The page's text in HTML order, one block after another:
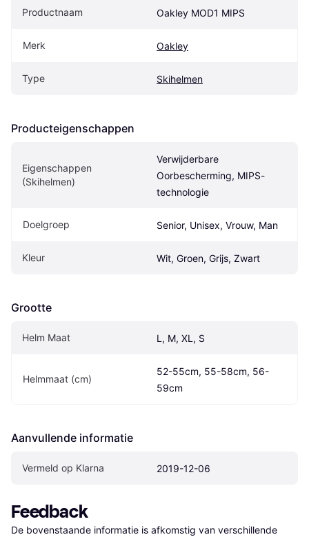
Productnaam Oakley MOD1 MIPS
Merk Oakley
Type Skihelmen
Producteigenschappen
Eigenschappen
(Skihelmen)
Verwijderbare
Oorbescherming, MIPS-
technologie
Doelgroep Senior, Unisex, Vrouw, Man
Kleur Wit, Groen, Grijs, Zwart
Grootte
Helm Maat L, M, XL, S
Helmmaat (cm)
52-55cm, 55-58cm, 56-
59cm
Aanvullende informatie
Vermeld op Klarna 2019-12-06
Feedback
De bovenstaande informatie is afkomstig van verschillende